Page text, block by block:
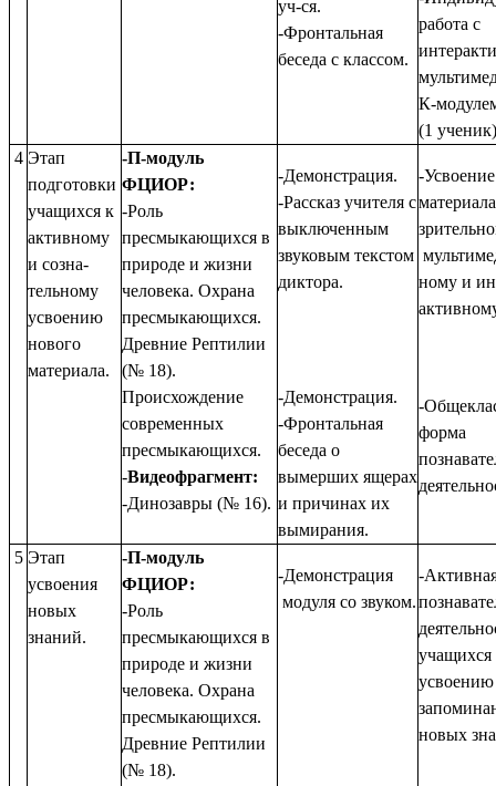
уч-ся.
-Фронтальная
беседа с классом.
работа с
К-
(1
4 Этап
подготовки
учащихся к
активному
и созна-
тельному
усвоению
нового
материала.
-П-модуль
ФЦИОР:
-Роль
пресмыкающихся в
природе и жизни
человека. Охрана
пресмыкающихся.
Древние Рептилии
(№ 18).
Происхождение
современных
пресмыкающихся.
-Видеофрагмент:
-Динозавры (№ 16).
-Демонстрация.
-Рассказ учителя с
выключенным
звуковым текстом
диктора.
-Демонстрация.
-Фронтальная
беседа о
вымерших ящерах
и причинах их
вымирания.
-
ному и
-
форма
5 Этап
усвоения
новых
знаний.
-П-модуль
ФЦИОР:
-Роль
пресмыкающихся в
природе и жизни
человека. Охрана
пресмыкающихся.
Древние Рептилии
(№ 18).
-Демонстрация
модуля со звуком.
-
учащихся
новых